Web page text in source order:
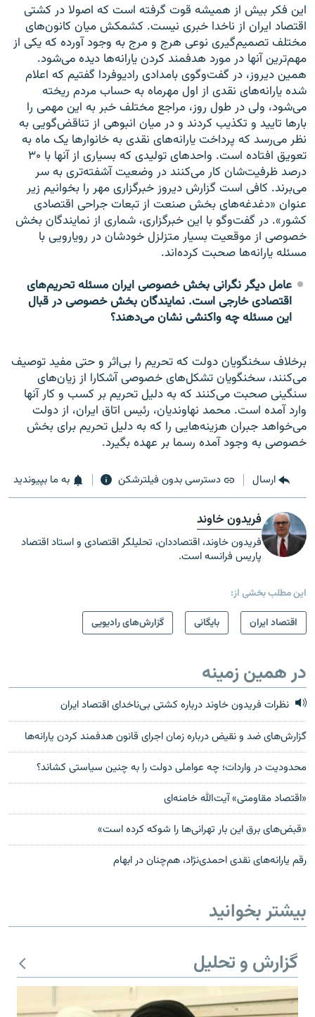
این فکر بیش از همیشه قوت گرفته است که اصولا در کشتی
اقتصاد ایران از ناخدا خبری نیست. کشمکش میان کانون‌های
مختلف تصمیم‌گیری نوعی هرج و مرج به وجود آورده که یکی از
مهم‌ترین آنها در مورد هدفمند کردن یارانه‌ها دیده می‌شود.
همین دیروز، در گفت‌وگوی بامدادی رادیوفردا گفتیم که اعلام
شده یارانه‌های نقدی از اول مهرماه به حساب مردم ریخته
می‌شود، ولی در طول روز، مراجع مختلف خبر به این مهمی را
بارها تایید و تکذیب کردند و در میان انبوهی از تناقض‌گویی به
نظر می‌رسد که پرداخت یارانه‌های نقدی به خانوارها یک ماه به
تعویق افتاده است. واحدهای تولیدی که بسیاری از آنها با ۳۰
درصد ظرفیت‌شان کار می‌کنند در وضعیت آشفته‌تری به سر
می‌برند. کافی است گزارش دیروز خبرگزاری مهر را بخوانیم زیر
عنوان «دغدغه‌های بخش صنعت از تبعات جراحی اقتصادی
کشور». در گفت‌وگو با این خبرگزاری، شماری از نمایندگان بخش
خصوصی از موقعیت بسیار متزلزل خودشان در رویارویی با
مسئله یارانه‌ها صحبت کرده‌اند.
عامل دیگر نگرانی بخش خصوصی ایران مسئله تحریم‌های
اقتصادی خارجی است. نمایندگان بخش خصوصی در قبال
این مسئله چه واکنشی نشان می‌دهند؟
برخلاف سخنگویان دولت که تحریم را بی‌اثر و حتی مفید توصیف
می‌کنند، سخنگویان تشکل‌های خصوصی آشکارا از زیان‌های
سنگینی صحبت می‌کنند که به دلیل تحریم بر کسب و کار آنها
وارد آمده است. محمد نهاوندیان، رئیس اتاق ایران، از دولت
می‌خواهد جبران هزینه‌هایی را که به دلیل تحریم برای بخش
خصوصی به وجود آمده رسما بر عهده بگیرد.
ارسال دسترسی بدون فیلترشکن به ما بپیوندید
فریدون خاوند
فریدون خاوند، اقتصاددان، تحلیلگر اقتصادی و استاد اقتصاد
پاریس فرانسه است.
این مطلب بخشی از:
اقتصاد ایران
بایگانی گزارش‌های رادیویی
در همین زمینه
نظرات فریدون خاوند درباره کشتی بی‌ناخدای اقتصاد ایران
گزارش‌های ضد و نقیض درباره زمان اجرای قانون هدفمند کردن یارانه‌ها
محدودیت در واردات؛ چه عواملی دولت را به چنین سیاستی کشاند؟
«اقتصاد مقاومتی» آیت‌الله خامنه‌ای
«قبض‌هاى برق این بار تهرانى‌ها را شوکه کرده است»
رقم یارانه‌های نقدی احمدی‌نژاد، هم‌چنان در ابهام
بیشتر بخوانید
گزارش و تحلیل